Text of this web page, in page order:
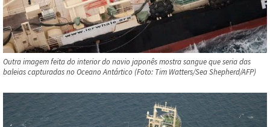
Outra imagem feita do interior do navio japonês mostra sangue que seria das
baleias capturadas no Oceano Antártico (Foto: Tim Watters/Sea Shepherd/AFP)